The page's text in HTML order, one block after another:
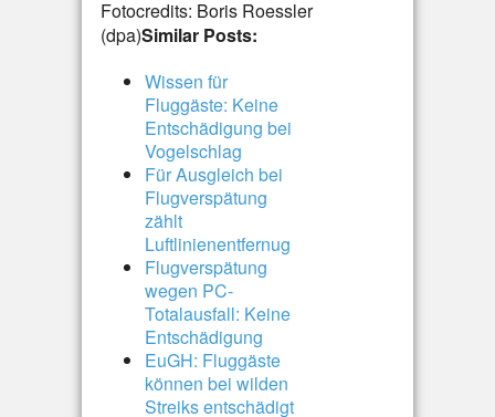
Fotocredits: Boris Roessler
(dpa)Similar Posts:
Wissen für
Fluggäste: Keine
Entschädigung bei
Vogelschlag
Für Ausgleich bei
Flugverspätung
zählt
Luftlinienentfernug
Flugverspätung
wegen PC-
Totalausfall: Keine
Entschädigung
EuGH: Fluggäste
können bei wilden
Streiks entschädigt